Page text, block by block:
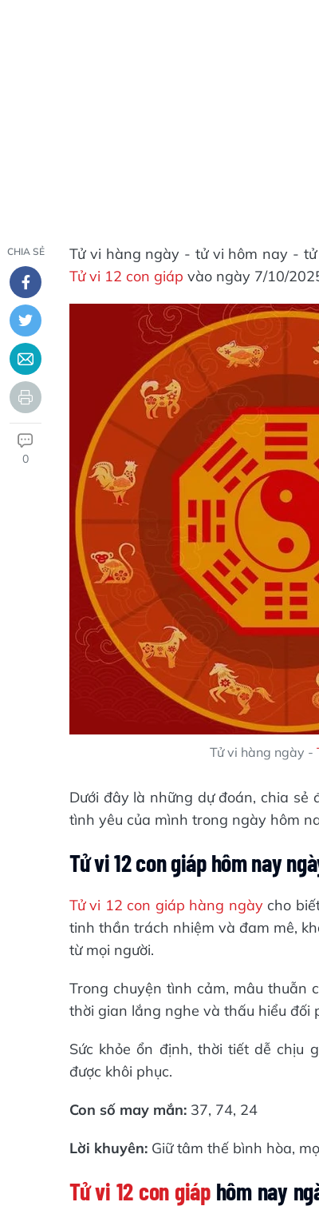
CHIA SẺ
0
Tử vi hàng ngày - tử vi hôm nay -
Tử vi 12 con giáp vào ngày 7/10/
Tử vi hàng ngày -
Dưới đây là những dự đoán, chia sẻ
tình yêu của mình trong ngày hôm
Tử vi 12 con giáp hôm nay
Tử vi 12 con giáp hàng ngày cho
tinh thần trách nhiệm và đam mê,
từ mọi người.
Trong chuyện tình cảm, mâu thuẫn
thời gian lắng nghe và thấu hiểu đối
Sức khỏe ổn định, thời tiết dễ chịu
được khôi phục.
Con số may mắn: 37, 74, 24
Lời khuyên: Giữ tâm thế bình hòa,
Tử vi 12 con giáphôm nay